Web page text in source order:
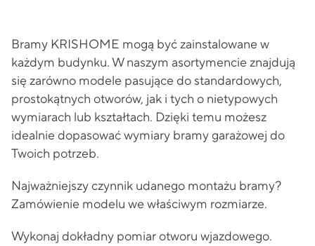
Bramy KRISHOME mogą być zainstalowane w
każdym budynku. W naszym asortymencie znajdują
się zarówno modele pasujące do standardowych,
prostokątnych otworów, jak i tych o nietypowych
wymiarach lub kształtach. Dzięki temu możesz
idealnie dopasować wymiary bramy garażowej do
Twoich potrzeb.
Najważniejszy czynnik udanego montażu bramy?
Zamówienie modelu we właściwym rozmiarze.
Wykonaj dokładny pomiar otworu wjazdowego.